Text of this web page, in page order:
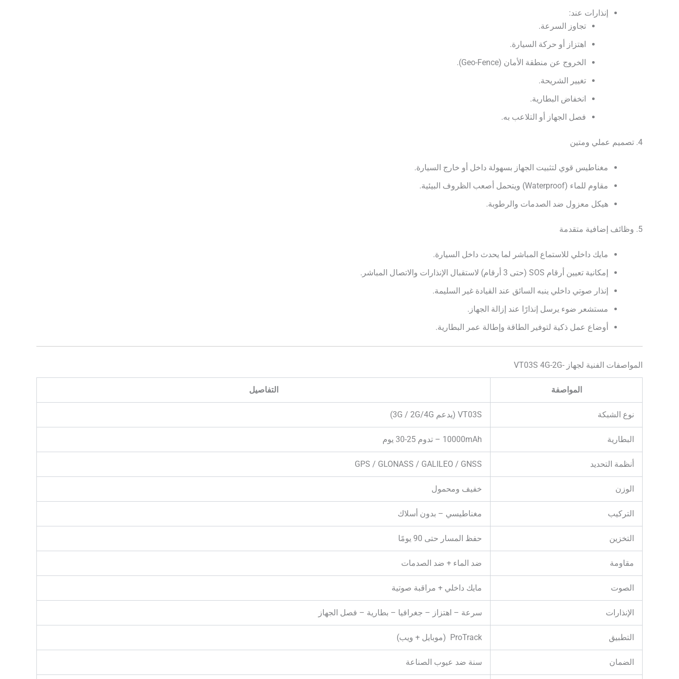
إنذارات عند:
تجاوز السرعة.
اهتزاز أو حركة السيارة.
الخروج عن منطقة الأمان (Geo-Fence).
تغيير الشريحة.
انخفاض البطارية.
فصل الجهاز أو التلاعب به.
4. تصميم عملي ومتين
مغناطيس قوي لتثبيت الجهاز بسهولة داخل أو خارج السيارة.
مقاوم للماء (Waterproof) ويتحمل أصعب الظروف البيئية.
هيكل معزول ضد الصدمات والرطوبة.
5. وظائف إضافية متقدمة
مايك داخلي للاستماع المباشر لما يحدث داخل السيارة.
إمكانية تعيين أرقام SOS (حتى 3 أرقام) لاستقبال الإنذارات والاتصال المباشر.
إنذار صوتي داخلي ينبه السائق عند القيادة غير السليمة.
مستشعر ضوء يرسل إنذارًا عند إزالة الجهاز.
أوضاع عمل ذكية لتوفير الطاقة وإطالة عمر البطارية.
المواصفات الفنية لجهاز -VT03S 4G-2G
المواصفة التفاصيل
نوع الشبكة VT03S (يدعم 3G / 2G/4G)
البطارية 10000mAh – تدوم 25-30 يوم
أنظمة التحديد GPS / GLONASS / GALILEO / GNSS
الوزن خفيف ومحمول
التركيب مغناطيسي – بدون أسلاك
التخزين حفظ المسار حتى 90 يومًا
مقاومة ضد الماء + ضد الصدمات
الصوت مايك داخلي + مراقبة صوتية
الإنذارات سرعة – اهتزاز – جغرافيا – بطارية – فصل الجهاز
التطبيق ProTrack (موبايل + ويب)
الضمان سنة ضد عيوب الصناعة